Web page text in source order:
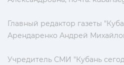
Главный редактор газеты
Арендаренко Андрей
Учредитель СМИ "Кубань